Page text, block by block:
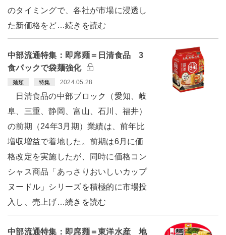
のタイミングで、各社が市場に浸透し
た新価格をど…続きを読む
中部流通特集：即席麺＝日清食品 3
食パックで袋麺強化
麺類 特集 2024.05.28
日清食品の中部ブロック（愛知、岐
阜、三重、静岡、富山、石川、福井）
の前期（24年3月期）業績は、前年比
増収増益で着地した。前期は6月に価
格改定を実施したが、同時に価格コン
シャス商品「あっさりおいしいカップ
ヌードル」シリーズを積極的に市場投
入し、売上げ…続きを読む
中部流通特集：即席麺＝東洋水産 地